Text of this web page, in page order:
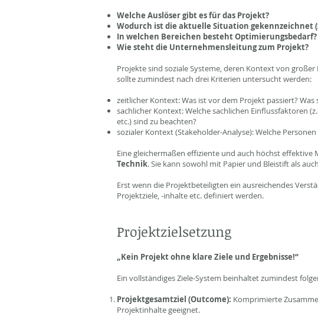
Welche Auslöser gibt es für das Projekt?
Wodurch ist die aktuelle Situation gekennzeichnet
In welchen Bereichen besteht Optimierungsbedarf?
Wie steht die Unternehmensleitung zum Projekt?
Projekte sind soziale Systeme, deren Kontext von
sollte zumindest nach drei Kriterien untersucht werden:
zeitlicher Kontext: Was ist vor dem Projekt passiert?
sachlicher Kontext: Welche sachlichen Einflussfaktoren
etc.) sind zu beachten?
sozialer Kontext (Stakeholder-Analyse): Welche
Eine gleichermaßen effiziente und auch höchst
Technik. Sie kann sowohl mit Papier und Bleistift als
Erst wenn die Projektbeteiligten ein ausreichendes
Projektziele, -inhalte etc. definiert werden.
Projektzielsetzung
„Kein Projekt ohne klare Ziele und Ergebnisse!“
Ein vollständiges Ziele-System beinhaltet zumindest
Projektgesamtziel (Outcome): Komprimierte
Projektinhalte geeignet.